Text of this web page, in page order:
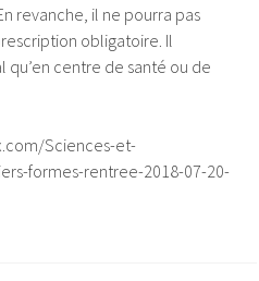
revanche, il ne pourra pas
obligatoire. Il
qu’en centre de santé ou de
Sciences-et-
formes-rentree-2018-07-20-